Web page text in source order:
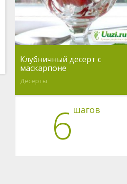
Клубничный десерт с
маскарпоне
Десерты
6 шагов